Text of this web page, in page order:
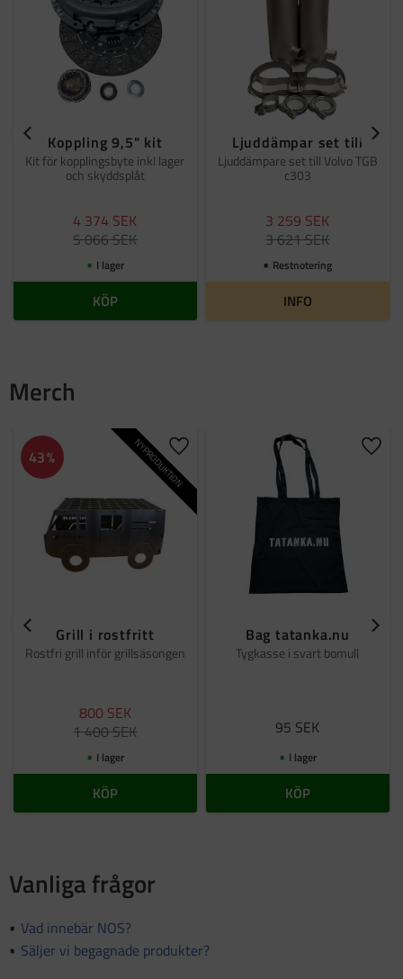
Koppling 9,5" kit
Kit för kopplingsbyte inkl lager
och skyddsplåt
4 374 SEK
5 066SEK
I lager
KÖP
Ljuddämpar set till
Ljuddämpare set till Volvo TGB
c303
3 259 SEK
3 621SEK
Restnotering
INFO
Merch
Grill i rostfritt
Rostfri grill inför grillsäsongen
800 SEK
1 400SEK
43% NYPRODUKTIONLägg till i favoriter
I lager
KÖP
Bag tatanka.nu
Tygkasse i svart bomull
95 SEK
I lager
KÖP
Vanliga frågor
Vad innebär NOS?
Säljer vi begagnade produkter?